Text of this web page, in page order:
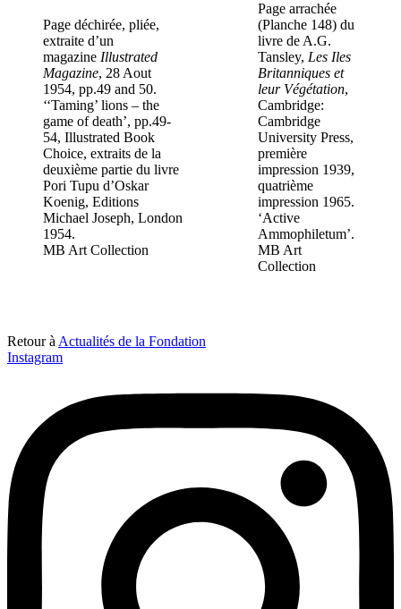
Page déchirée, pliée,
extraite d’un
magazine Illustrated
Magazine, 28 Aout
1954, pp.49 and 50.
‘‘Taming’ lions – the
game of death’, pp.49-
54, Illustrated Book
Choice, extraits de la
deuxième partie du livre
Pori Tupu d’Oskar
Koenig, Editions
Michael Joseph, London
1954.
MB Art Collection
Page arrachée
(Planche 148) du
livre de A.G.
Tansley, Les Iles
Britanniques et
leur Végétation,
Cambridge:
Cambridge
University Press,
première
impression 1939,
quatrième
impression 1965.
‘Active
Ammophiletum’.
MB Art
Collection
Retour à Actualités de la Fondation
Instagram